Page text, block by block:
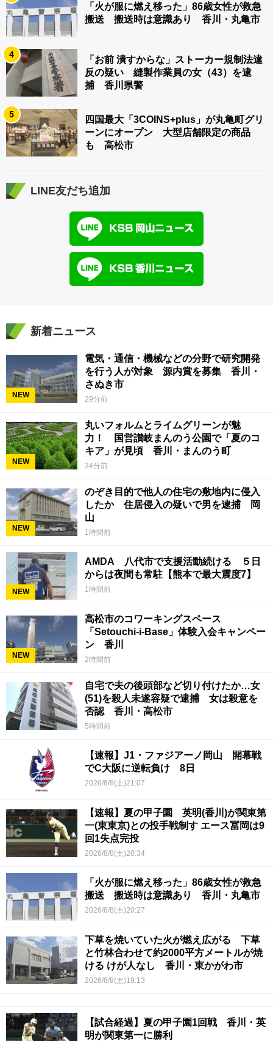
「火が服に燃え移った」86歳女性が救急
搬送 搬送時は意識あり 香川・丸亀市
4
「お前 潰すからな」ストーカー規制法違
反の疑い 縫製作業員の女（43）を逮
捕 香川県警
5
四国最大「3COINS+plus」が丸亀町グリ
ーンにオープン 大型店舗限定の商品
も 高松市
LINE友だち追加
新着ニュース
NEW
電気・通信・機械などの分野で研究開発
を行う人が対象 源内賞を募集 香川・
さぬき市
29分前
NEW
丸いフォルムとライムグリーンが魅
力！ 国営讃岐まんのう公園で「夏のコ
キア」が見頃 香川・まんのう町
34分前
NEW
のぞき目的で他人の住宅の敷地内に侵入
したか 住居侵入の疑いで男を逮捕 岡
山
1時間前
NEW
AMDA 八代市で支援活動続ける ５日
からは夜間も常駐【熊本で最大震度7】
1時間前
NEW
高松市のコワーキングスペース
「Setouchi-i-Base」体験入会キャンペー
ン 香川
2時間前
自宅で夫の後頭部など切り付けたか…女
(51)を殺人未遂容疑で逮捕 女は殺意を
否認 香川・高松市
5時間前
【速報】J1・ファジアーノ岡山 開幕戦
でC大阪に逆転負け 8日
2026/8/8(土)21:07
【速報】夏の甲子園 英明(香川)が関東第
一(東東京)との投手戦制す エース冨岡は9
回1失点完投
2026/8/8(土)20:34
「火が服に燃え移った」86歳女性が救急
搬送 搬送時は意識あり 香川・丸亀市
2026/8/8(土)20:27
下草を焼いていた火が燃え広がる 下草
と竹林合わせて約2000平方メートルが焼
ける けが人なし 香川・東かがわ市
2026/8/8(土)19:13
【試合経過】夏の甲子園1回戦 香川・英
明が関東第一に勝利